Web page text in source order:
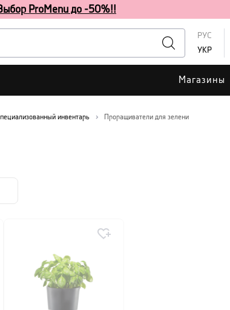
ProMenu до -50%!!
РУС
УКР
Магазины
инвентарь Проращиватели для зелени